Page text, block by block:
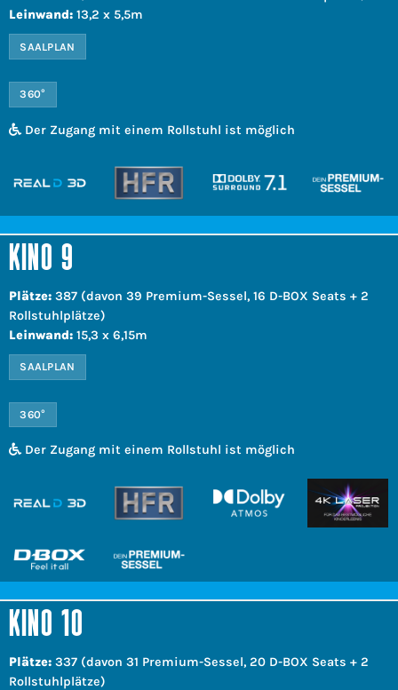
Leinwand: 13,2 x 5,5m
SAALPLAN
360°
Der Zugang mit einem Rollstuhl ist möglich
KINO 9
Plätze: 387 (davon 39 Premium-Sessel, 16 D-BOX Seats + 2
Rollstuhlplätze)
Leinwand: 15,3 x 6,15m
SAALPLAN
360°
Der Zugang mit einem Rollstuhl ist möglich
KINO 10
Plätze: 337 (davon 31 Premium-Sessel, 20 D-BOX Seats + 2
Rollstuhlplätze)